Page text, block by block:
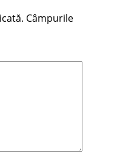
Câmpurile